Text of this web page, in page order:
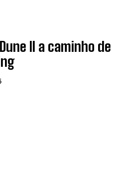
II a caminho de